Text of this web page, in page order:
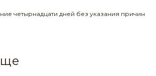
четырнадцати дней без указания причин